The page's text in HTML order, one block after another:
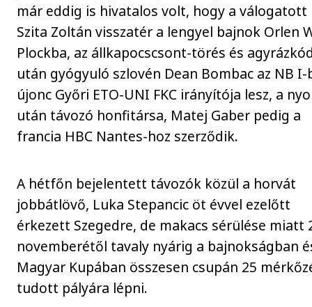
már eddig is hivatalos volt, hogy a válogatott
Szita Zoltán visszatér a lengyel bajnok Orlen
Plockba, az állkapocscsont-törés és
után gyógyuló szlovén Dean Bombac az NB I-
újonc Győri ETO-UNI FKC irányítója lesz, a
után távozó honfitársa, Matej Gaber pedig a
francia HBC Nantes-hoz szerződik.
A hétfőn bejelentett távozók közül a horvát
jobbátlövő, Luka Stepancic öt évvel ezelőtt
érkezett Szegedre, de makacs sérülése miatt
novemberétől tavaly nyárig a bajnokságban
Magyar Kupában összesen csupán 25
tudott pályára lépni.